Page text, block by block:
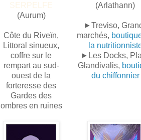
SERPELFE
(Aurum)
Côte du Riveïn,
Littoral sinueux,
coffre sur le
rempart au sud-
ouest de la
forteresse des
Gardes des
ombres en ruines
(Arlathann)
►Treviso,
marchés,
la
►Les Docks,
Glandivalis,
du chiffonnier